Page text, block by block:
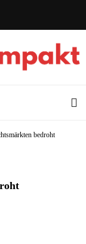
bedroht